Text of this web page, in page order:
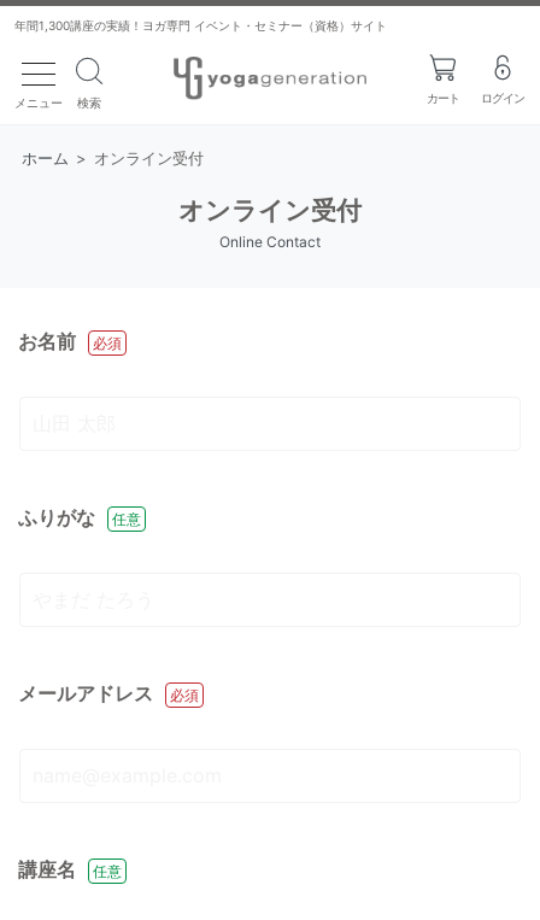
年間1,300講座の実績！ヨガ専門 イベント・セミナー（資格）サイト
toggle navigation
メニュー 検索 カート ログイン
ホーム > オンライン受付
オンライン受付
Online Contact
お名前 必須
ふりがな 任意
メールアドレス 必須
講座名 任意